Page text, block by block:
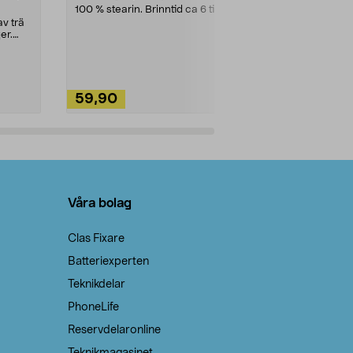
trä
100 % stearin. Brinntid ca 6 tim.
59,90
Våra bolag
Clas Fixare
Batteriexperten
Teknikdelar
PhoneLife
Reservdelaronline